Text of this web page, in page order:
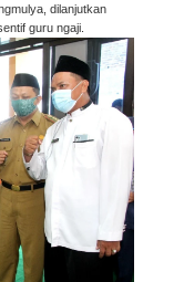
dilanjutkan
guru ngaji.